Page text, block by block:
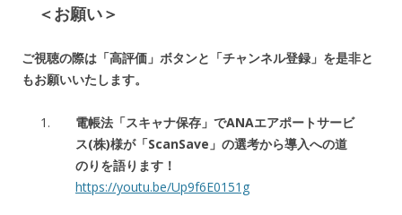
＜お願い＞
ご視聴の際は「高評価」ボタンと「チャンネル登録」を是非と
もお願いいたします。
電帳法「スキャナ保存」でANAエアポートサービ
ス(株)様が「ScanSave」の選考から導入への道
のりを語ります！
https://youtu.be/Up9f6E0151g